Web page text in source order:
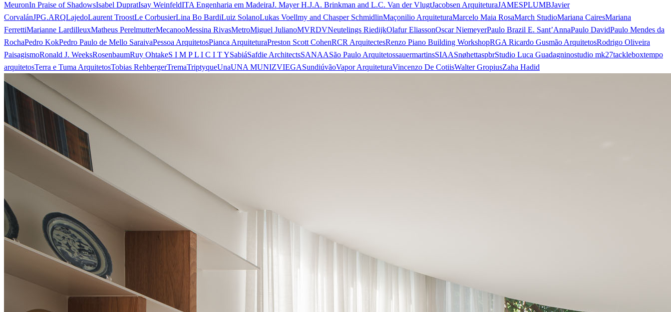
MeuronIn Praise of ShadowsIsabel DupratIsay WeinfeldITA Engenharia em MadeiraJ. Mayer H.J.A. Brinkman and L.C. Van der VlugtJacobsen ArquiteturaJAMESPLUMBJavier
CorvalánJPG.ARQLajedoLaurent TroostLe CorbusierLina Bo BardiLuiz SolanoLukas Voellmy and Chasper SchmidlinMaçonilio ArquiteturaMarcelo Maia RosaMarch StudioMariana CairesMariana
FerrettiMarianne LardilleuxMatheus PerelmutterMecanooMessina RivasMetroMiguel JulianoMVRDVNeutelings RiedijkOlafur EliassonOscar NiemeyerPaulo Brazil E. Sant’AnnaPaulo DavidPaulo Mendes da
RochaPedro KokPedro Paulo de Mello SaraivaPessoa ArquitetosPianca ArquiteturaPreston Scott CohenRCR ArquitectesRenzo Piano Building WorkshopRGA Ricardo Gusmão ArquitetosRodrigo Oliveira
PaisagismoRonald J. WeeksRosenbaumRuy OhtakeS I M P L I C I T YSabiáSafdie ArchitectsSANAASão Paulo ArquitetossauermartinsSIAASnøhettaspbrStudio Luca Guadagninostudio mk27tackleboxtempo
arquitetosTerra e Tuma ArquitetosTobias RehbergerTremaTriptyqueUnaUNA MUNIZVIEGASundiúvãoVapor ArquiteturaVincenzo De CotiisWalter GropiusZaha Hadid